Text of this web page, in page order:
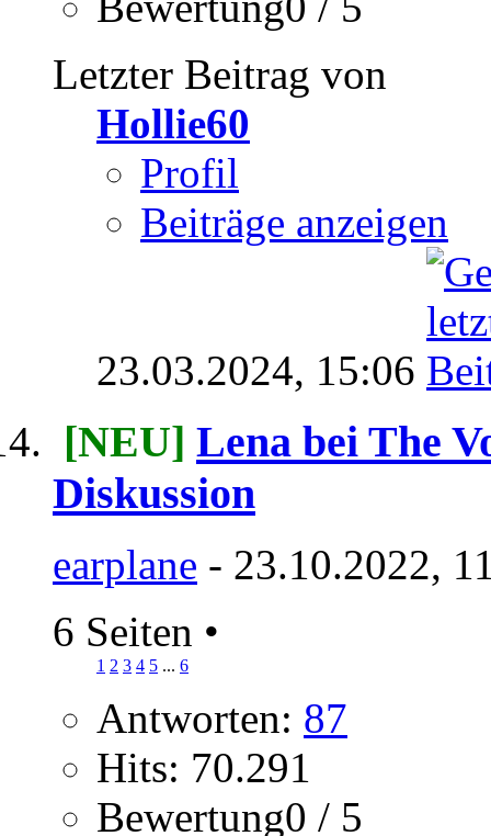
Letzter Beitrag von
Hollie60
Profil
Beiträge anzeigen
23.03.2024, 15:06
[NEU] Lena bei The
Diskussion
earplane - 23.10.2022,
6 Seiten •
1 2 3 4 5 ... 6
Antworten: 87
Hits: 70.291
Bewertung0 / 5